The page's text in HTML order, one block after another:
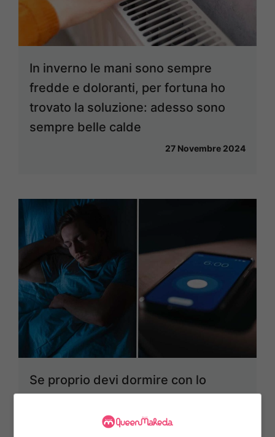
In inverno le mani sono sempre
fredde e doloranti, per fortuna ho
trovato la soluzione: adesso sono
sempre belle calde
27 Novembre 2024
Se proprio devi dormire con lo
imposta questa funzione: i benefici